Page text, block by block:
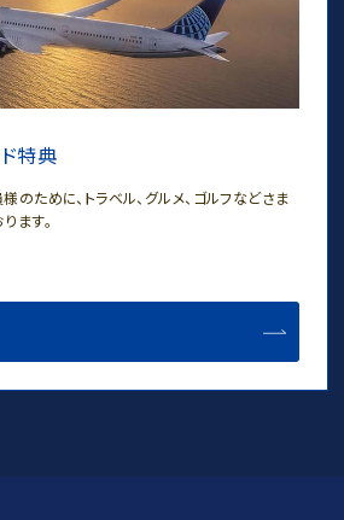
特典
のために、 トラベル、グルメ、ゴルフなどさま
ます。